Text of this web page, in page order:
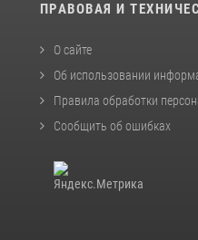
ПРАВОВАЯ И
О сайте
Об использовании
Правила обработки
Сообщить об ошибках